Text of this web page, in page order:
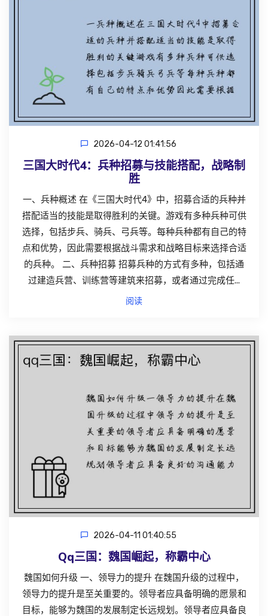
2026-04-12 01:41:56
三国大时代4：兵种招募与技能搭配，战略制
胜
一、兵种概述 在《三国大时代4》中，招募合适的兵种并
搭配适当的技能是取得胜利的关键。游戏有多种兵种可供
选择，包括步兵、骑兵、弓兵等。每种兵种都有自己的特
点和优势，因此需要根据战斗需求和战略目标来选择合适
的兵种。 二、兵种招募 招募兵种的方式有多种，包括通
过建造兵营、训练营等建筑来招募，或者通过完成任...
阅读
2026-04-11 01:40:55
Qq三国：魏国崛起，称霸中心
魏国如何升级 一、领导力的提升 在魏国升级的过程中，
领导力的提升是至关重要的。领导者应具备明确的愿景和
目标，能够为魏国的发展制定长远规划。领导者应具备良